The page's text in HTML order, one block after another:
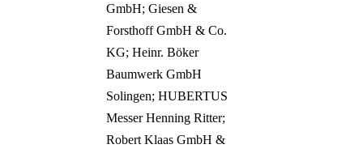
GmbH; Giesen &
Forsthoff GmbH & Co.
KG; Heinr. Böker
Baumwerk GmbH
Solingen; HUBERTUS
Messer Henning Ritter;
Robert Klaas GmbH &